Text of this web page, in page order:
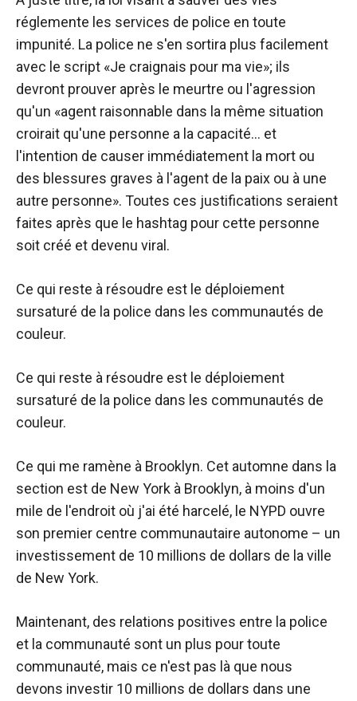
réglemente les services de police en toute
impunité. La police ne s'en sortira plus facilement
avec le script «Je craignais pour ma vie»; ils
devront prouver après le meurtre ou l'agression
qu'un «agent raisonnable dans la même situation
croirait qu'une personne a la capacité… et
l'intention de causer immédiatement la mort ou
des blessures graves à l'agent de la paix ou à une
autre personne». Toutes ces justifications seraient
faites après que le hashtag pour cette personne
soit créé et devenu viral.
Ce qui reste à résoudre est le déploiement
sursaturé de la police dans les communautés de
couleur.
Ce qui reste à résoudre est le déploiement
sursaturé de la police dans les communautés de
couleur.
Ce qui me ramène à Brooklyn. Cet automne dans la
section est de New York à Brooklyn, à moins d'un
mile de l'endroit où j'ai été harcelé, le NYPD ouvre
son premier centre communautaire autonome – un
investissement de 10 millions de dollars de la ville
de New York.
Maintenant, des relations positives entre la police
et la communauté sont un plus pour toute
communauté, mais ce n'est pas là que nous
devons investir 10 millions de dollars dans une